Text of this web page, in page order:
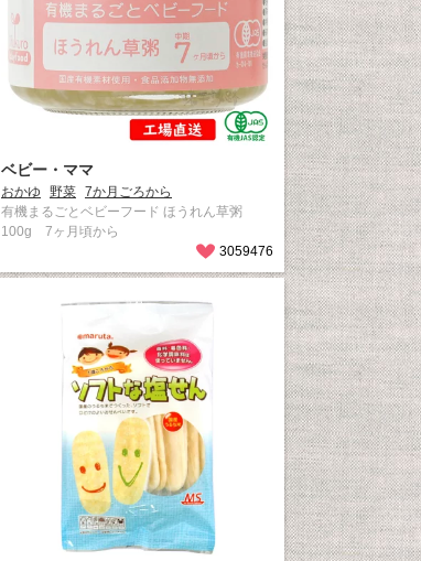
ベビー・ママ
おかゆ 野菜 7か月ごろから
有機まるごとベビーフード ほうれん草粥
100g 7ヶ月頃から
3059476